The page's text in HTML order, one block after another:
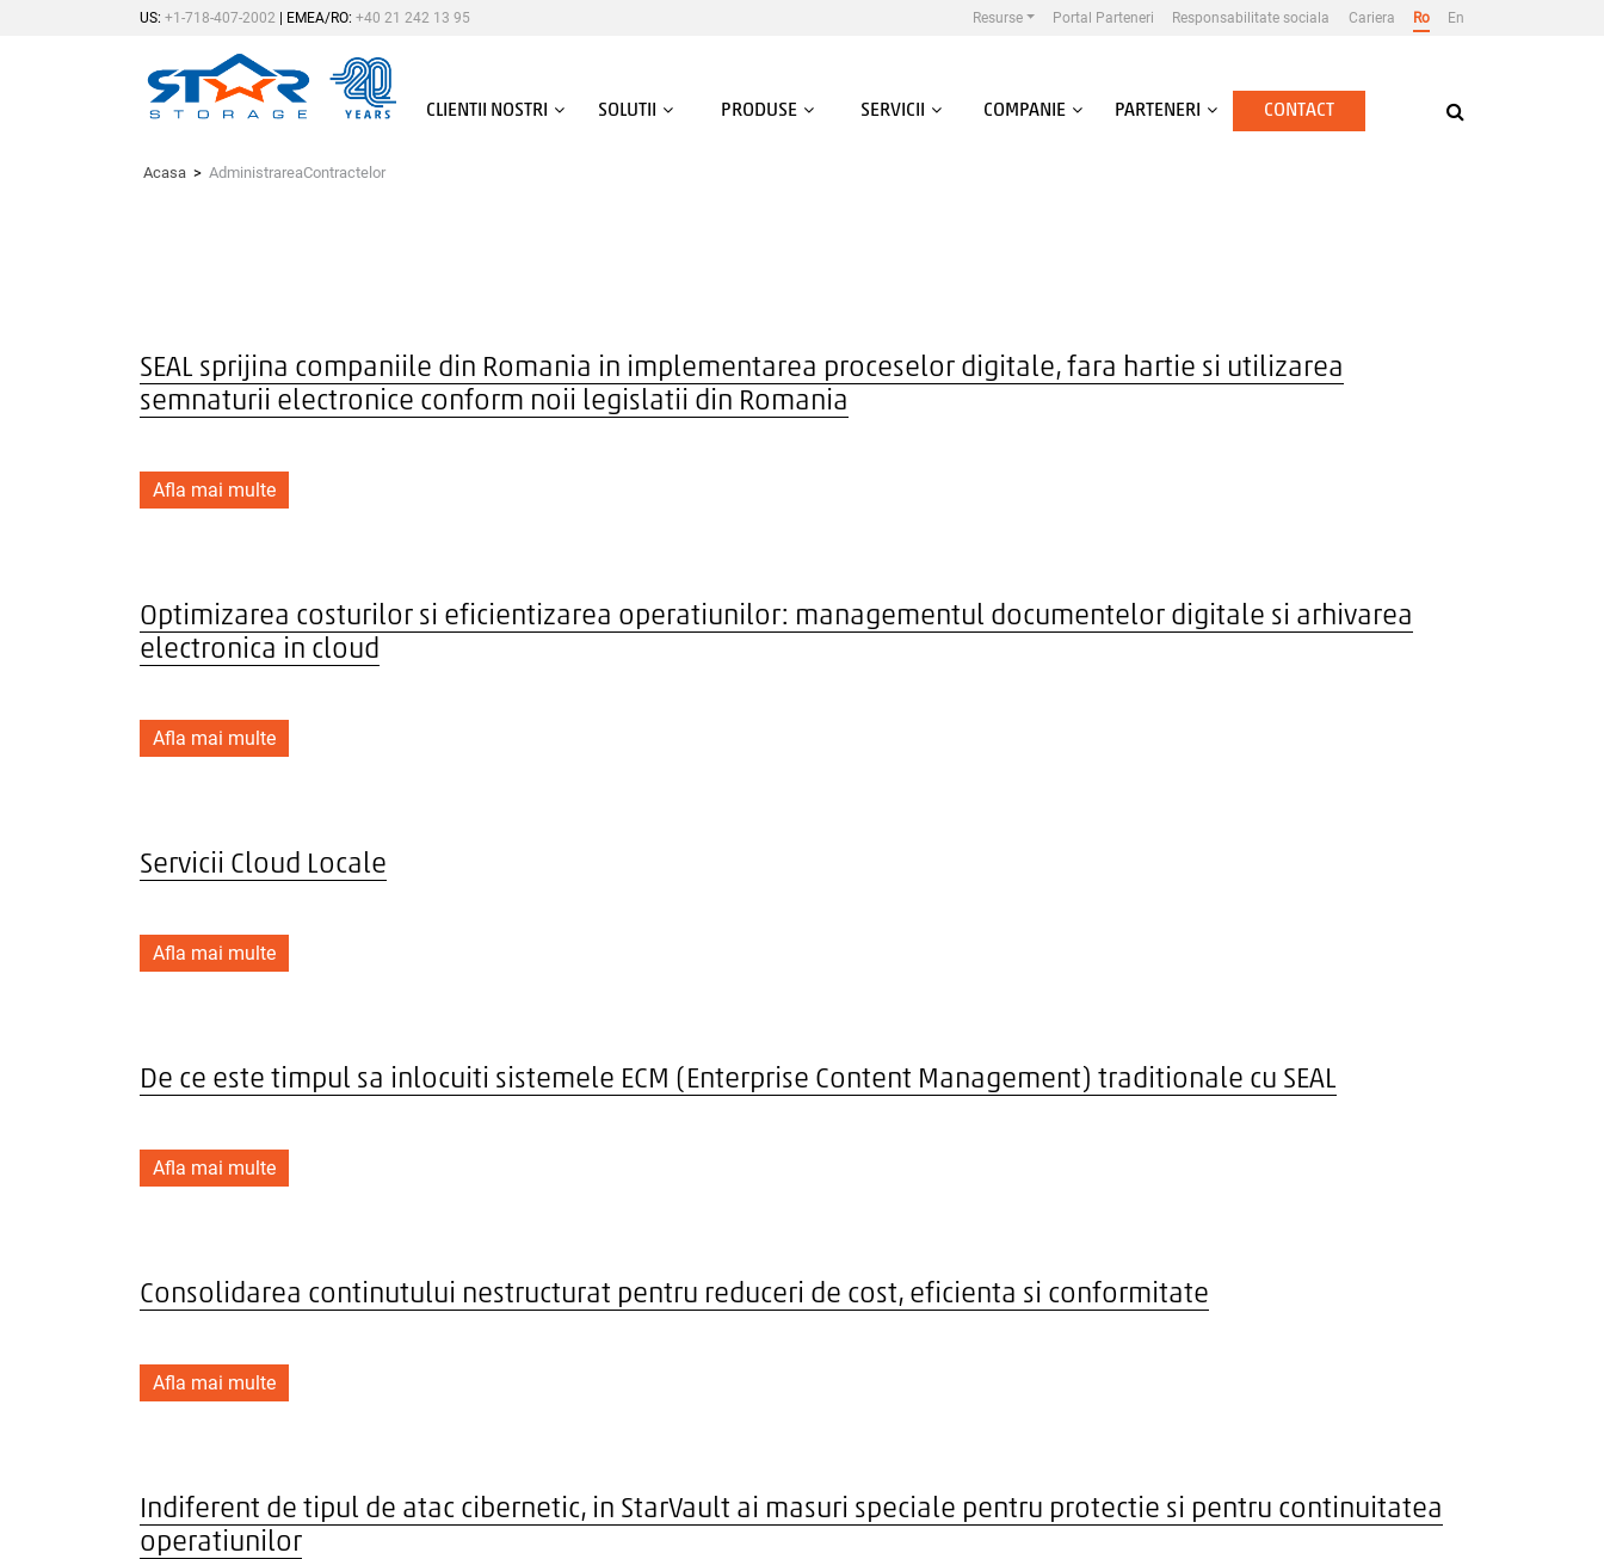
US: +1-718-407-2002 EMEA/RO: +40 21 242 13 95 Resurse Portal Parteneri Responsabilitate sociala Cariera Ro En
CLIENTII NOSTRI SOLUTII PRODUSE SERVICII COMPANIE PARTENERI CONTACT
Acasa > AdministrareaContractelor
SEAL sprijina companiile din Romania in implementarea proceselor digitale, fara hartie si utilizarea
semnaturii electronice conform noii legislatii din Romania
Afla mai multe
Optimizarea costurilor si eficientizarea operatiunilor: managementul documentelor digitale si arhivarea
electronica in cloud
Afla mai multe
Servicii Cloud Locale
Afla mai multe
De ce este timpul sa inlocuiti sistemele ECM (Enterprise Content Management) traditionale cu SEAL
Afla mai multe
Consolidarea continutului nestructurat pentru reduceri de cost, eficienta si conformitate
Afla mai multe
Indiferent de tipul de atac cibernetic, in StarVault ai masuri speciale pentru protectie si pentru continuitatea
operatiunilor